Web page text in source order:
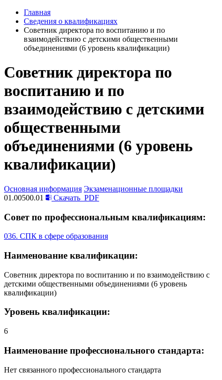
Главная
Сведения о квалификациях
Советник директора по воспитанию и по
взаимодействию с детскими общественными
объединениями (6 уровень квалификации)
Советник директора по
воспитанию и по
взаимодействию с детскими
общественными
объединениями (6 уровень
квалификации)
Основная информация Экзаменационные площадки
01.00500.01
Скачать PDF
Совет по профессиональным квалификациям:
036. СПК в сфере образования
Наименование квалификации:
Советник директора по воспитанию и по взаимодействию с
детскими общественными объединениями (6 уровень
квалификации)
Уровень квалификации:
6
Наименование профессионального стандарта:
Нет связанного профессионального стандарта